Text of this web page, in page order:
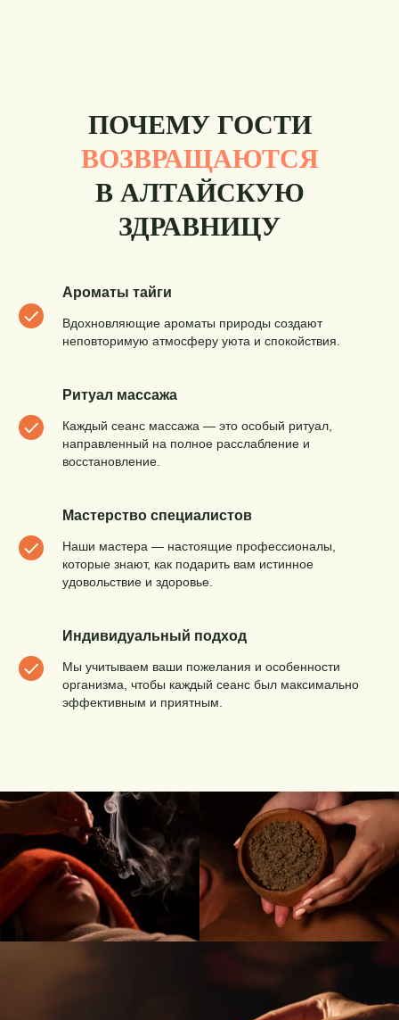
ПОЧЕМУ ГОСТИ
ВОЗВРАЩАЮТСЯ
В АЛТАЙСКУЮ
ЗДРАВНИЦУ
Ароматы тайги
Вдохновляющие ароматы природы создают
неповторимую атмосферу уюта и спокойствия.
Ритуал массажа
Каждый сеанс массажа — это особый ритуал,
направленный на полное расслабление и
восстановление.
Мастерство специалистов
Наши мастера — настоящие профессионалы,
которые знают, как подарить вам истинное
удовольствие и здоровье.
Индивидуальный подход
Мы учитываем ваши пожелания и особенности
организма, чтобы каждый сеанс был максимально
эффективным и приятным.